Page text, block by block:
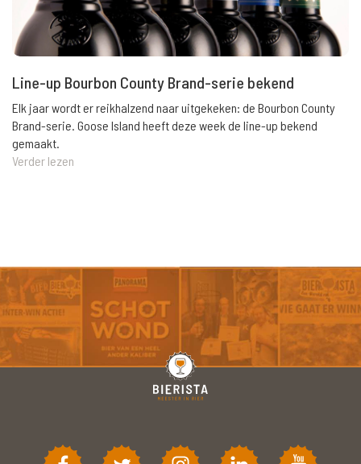
Line-up Bourbon County Brand-serie bekend
Elk jaar wordt er reikhalzend naar uitgekeken: de Bourbon County
Brand-serie. Goose Island heeft deze week de line-up bekend
gemaakt.
Verder lezen